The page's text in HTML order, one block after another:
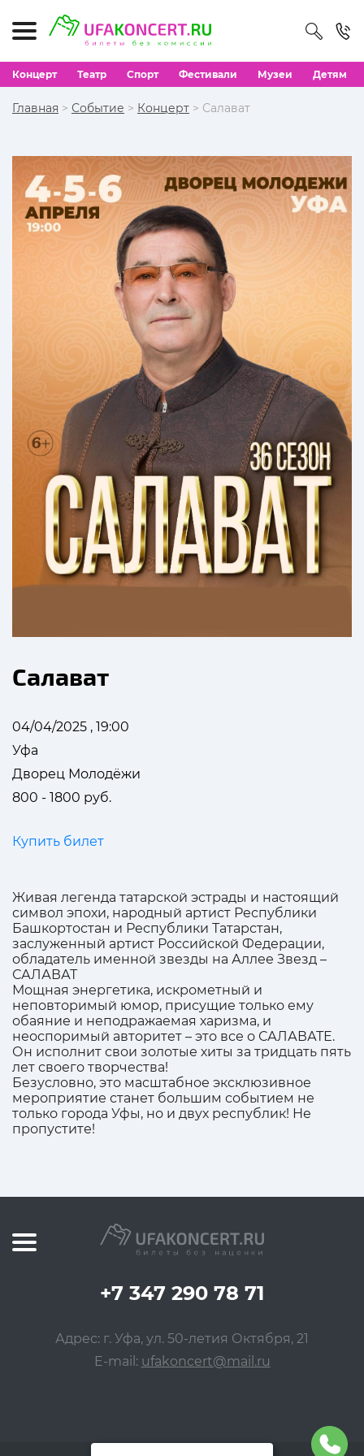
Концерт Театр Спорт Фестивали Музеи Детям
Главная > Событие > Концерт > Салават
Салават
04/04/2025 , 19:00
Уфа
Дворец Молодёжи
800 - 1800 руб.
Купить билет
Живая легенда татарской эстрады и настоящий
символ эпохи, народный артист Республики
Башкортостан и Республики Татарстан,
заслуженный артист Российской Федерации,
обладатель именной звезды на Аллее Звезд –
САЛАВАТ
Мощная энергетика, искрометный и
неповторимый юмор, присущие только ему
обаяние и неподражаемая харизма, и
неоспоримый авторитет – это все о САЛАВАТЕ.
Он исполнит свои золотые хиты за тридцать пять
лет своего творчества!
Безусловно, это масштабное эксклюзивное
мероприятие станет большим событием не
только города Уфы, но и двух республик! Не
пропустите!
+7 347 290 78 71
Адрес: г. Уфа, ул. 50-летия Октября, 21
E-mail: ufakoncert@mail.ru